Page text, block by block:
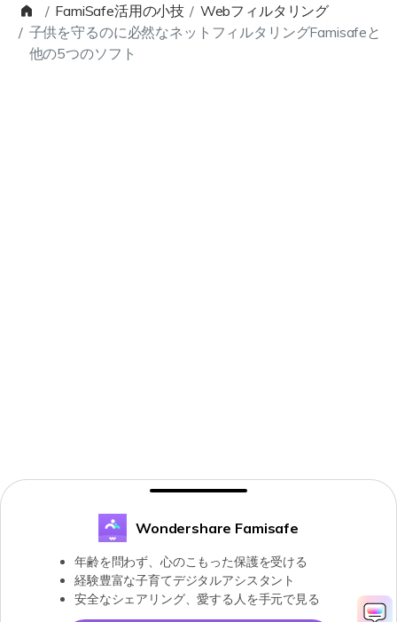
Wondershare Famisafe
年齢を問わず、心のこもった保護を受ける
経験豊富な子育てデジタルアシスタント
安全なシェアリング、愛する人を手元で見る
FamiSafe活用の小技
Webフィルタリング
子供を守るのに必然なネットフィルタリングFamisafeと
他の5つのソフト